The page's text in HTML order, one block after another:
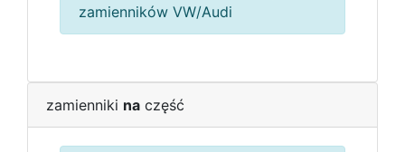
zamienników VW/Audi
zamienniki na część